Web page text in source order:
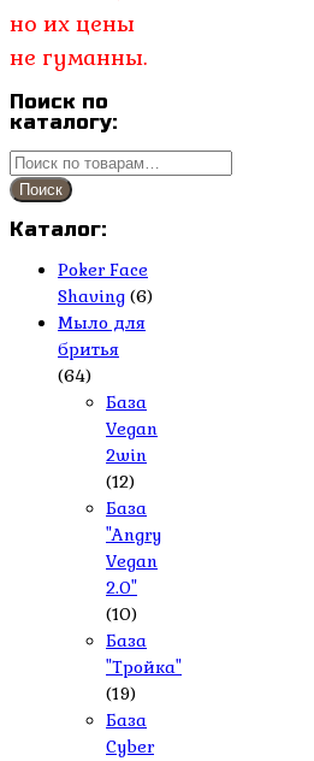
но их цены
не гуманны.
Поиск по
каталогу:
Искать:
Поиск
Каталог:
Poker Face
Shaving (6)
Мыло для
бритья
(64)
База
Vegan
2win
(12)
База
"Angry
Vegan
2.0"
(10)
База
"Тройка"
(19)
База
Cyber